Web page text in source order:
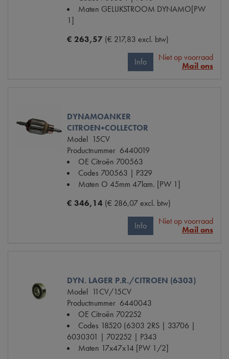
Maten GELIJKSTROOM DYNAMO[PW
1]
€ 263,57 (€ 217,83 excl. btw)
Info
Niet op voorraad
Mail ons
DYNAMOANKER
CITROEN+COLLECTOR
Model 15CV
Productnummer 6440019
OE Citroën 700563
Codes 700563 | P329
Maten O 45mm 47lam. [PW 1]
€ 346,14 (€ 286,07 excl. btw)
Info
Niet op voorraad
Mail ons
DYN. LAGER P.R./CITROEN (6303)
Model 11CV/15CV
Productnummer 6440043
OE Citroën 702252
Codes 18520 (6303 2RS | 33706 |
6030301 | 702252 | P343
Maten 17x47x14 [PW 1/2]